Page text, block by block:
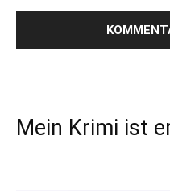
Mein Krimi ist